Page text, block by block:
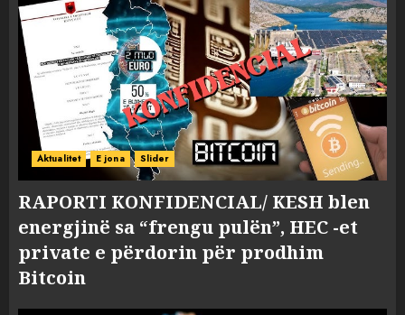
Aktualitet E jona Slider
RAPORTI KONFIDENCIAL/ KESH blen
energjinë sa “frengu pulën”, HEC -et
private e përdorin për prodhim
Bitcoin